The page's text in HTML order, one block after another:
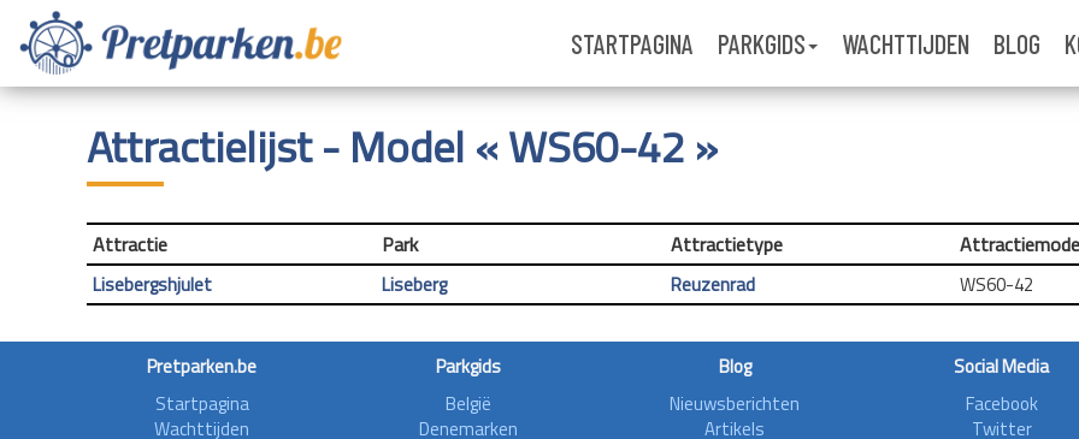
STARTPAGINA PARKGIDS WACHTTIJDEN BLOG
Attractielijst - Model « WS60-42 »
Attractie Park Attractietype
Lisebergshjulet Liseberg Reuzenrad WS60-42
Pretparken.be
Startpagina
Wachttijden
Parkgids
België
Denemarken
Blog
Nieuwsberichten
Artikels
Social Media
Facebook
Twitter